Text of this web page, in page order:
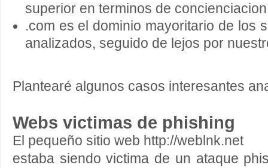
superior en terminos de concienciacion
.com es el dominio mayoritario de los
analizados, seguido de lejos por
Plantearé algunos casos interesantes
Webs victimas de phishing
El pequeño sitio web http://weblnk.net
estaba siendo victima de un ataque